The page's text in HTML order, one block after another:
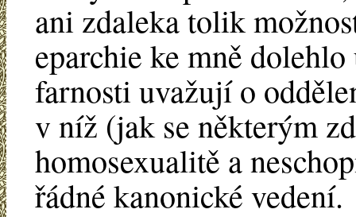
ani zdaleka tolik
eparchie ke mně
farnosti uvažují o
v níž (jak se některým
homosexualitě a
řádné kanonické vedení.